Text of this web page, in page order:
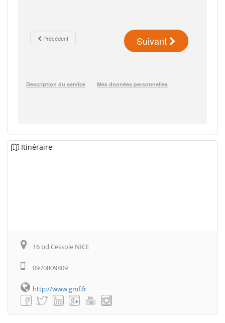
Itinéraire
16 bd Cessole NICE
0970809809
http://www.gmf.fr